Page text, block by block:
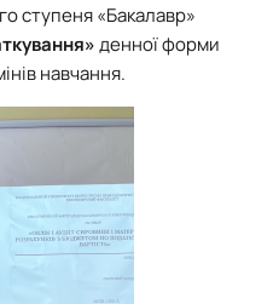
ступеня «Бакалавр»
денної форми
навчання.